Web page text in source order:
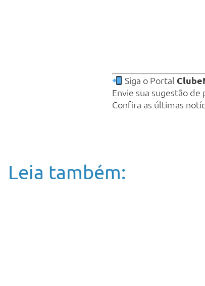
Siga o Portal
Envie sua sugestão de
Confira as últimas
Leia também: